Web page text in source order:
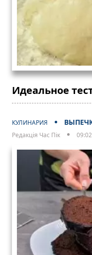
Идеальное
КУЛИНАРИЯ
Редакція Час Пік